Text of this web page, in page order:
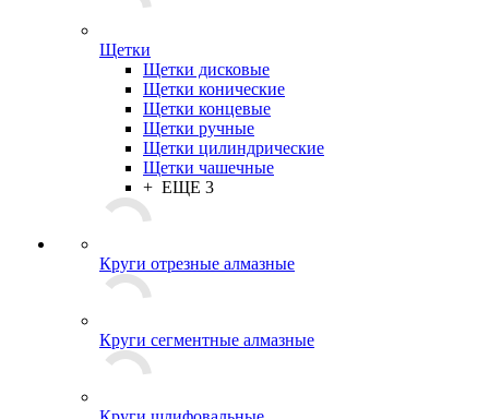
Щетки
Щетки дисковые
Щетки конические
Щетки концевые
Щетки ручные
Щетки цилиндрические
Щетки чашечные
+ ЕЩЕ 3
Круги отрезные алмазные
Круги сегментные алмазные